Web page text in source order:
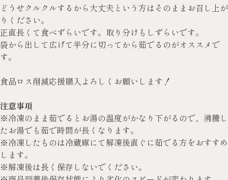
どうせクルクルするから大丈夫という方はそのままお召し上が
りください。
正直長くて食べずらいです。取り分けもしずらいです。
袋から出して広げて半分に切ってから茹でるのがオススメで
す。
食品ロス削減応援購入よろしくお願いします！
注意事項
※冷凍のまま茹でるとお湯の温度がかなり下がるので、沸騰し
たお湯でも茹で時間が長くなります。
※冷凍したものは冷蔵庫にて解凍後直ぐに茹でる方をおすすめ
します。
※解凍後は長く保存しないでください。